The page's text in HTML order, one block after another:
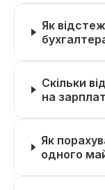
Як
Скільки
на
Як
одного